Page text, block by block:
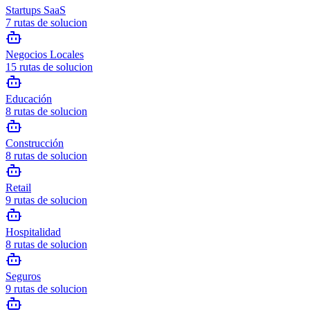
Startups SaaS
7 rutas de solucion
Negocios Locales
15 rutas de solucion
Educación
8 rutas de solucion
Construcción
8 rutas de solucion
Retail
9 rutas de solucion
Hospitalidad
8 rutas de solucion
Seguros
9 rutas de solucion